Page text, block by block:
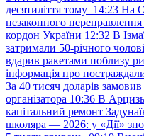
десятиліття тому 14:23 На
незаконного
кордон України 12:32 В
затримали 50-річного
вдарив ракетами поблизу
інформація про
За 40 тисяч доларів
організатора 10:36 В
капітальний ремонт
школяра — 2026: у «Дії»